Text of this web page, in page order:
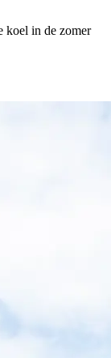
koel in de zomer